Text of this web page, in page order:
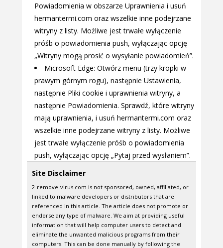
Powiadomienia w obszarze Uprawnienia i usuń
hermantermi.com oraz wszelkie inne podejrzane
witryny z listy. Możliwe jest trwałe wyłączenie
próśb o powiadomienia push, wyłączając opcję
„Witryny mogą prosić o wysyłanie powiadomień”.
Microsoft Edge: Otwórz menu (trzy kropki w
prawym górnym rogu), następnie Ustawienia,
następnie Pliki cookie i uprawnienia witryny, a
następnie Powiadomienia. Sprawdź, które witryny
mają uprawnienia, i usuń hermantermi.com oraz
wszelkie inne podejrzane witryny z listy. Możliwe
jest trwałe wyłączenie próśb o powiadomienia
push, wyłączając opcję „Pytaj przed wysłaniem”.
Site Disclaimer
2-remove-virus.com is not sponsored, owned, affiliated, or
linked to malware developers or distributors that are
referenced in this article. The article does not promote or
endorse any type of malware. We aim at providing useful
information that will help computer users to detect and
eliminate the unwanted malicious programs from their
computers. This can be done manually by following the